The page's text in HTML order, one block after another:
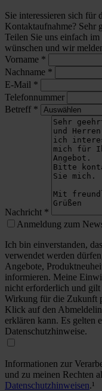
Sie interessieren sich für
Kontaktaufnahme? Sehr
Teilen Sie uns einfach
wünschen und wir
Vorname *
Nachname *
E-Mail *
Telefonnummer
Betreff *
Nachricht *
Anmeldung zum
Ich bin einverstanden,
verwendet werden
Angebote,
informieren. Meine
nicht erforderlich und
Wirkung für die Zukunft
Klick auf den
erklären kann. Es gelten
Datenschutzhinweise.
Informationen zur
und zu meinen Rechten
Datenschutzhinweisen.¹